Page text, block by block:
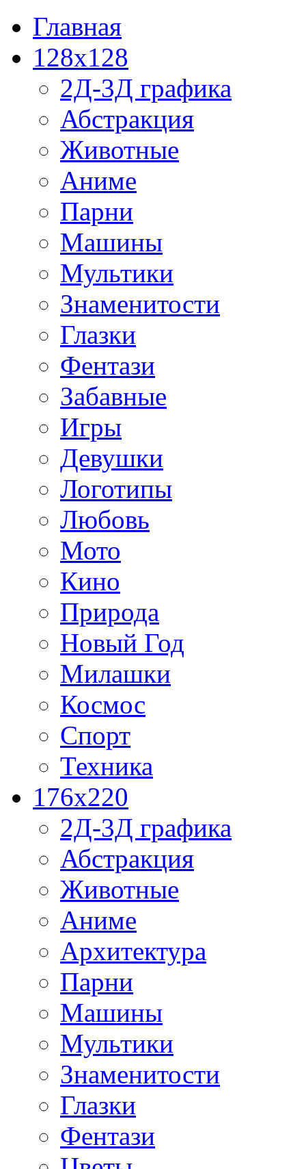
Главная
128x128
2Д-3Д графика
Абстракция
Животные
Аниме
Парни
Машины
Мультики
Знаменитости
Глазки
Фентази
Забавные
Игры
Девушки
Логотипы
Любовь
Мото
Кино
Природа
Новый Год
Милашки
Космос
Спорт
Техника
176x220
2Д-3Д графика
Абстракция
Животные
Аниме
Архитектура
Парни
Машины
Мультики
Знаменитости
Глазки
Фентази